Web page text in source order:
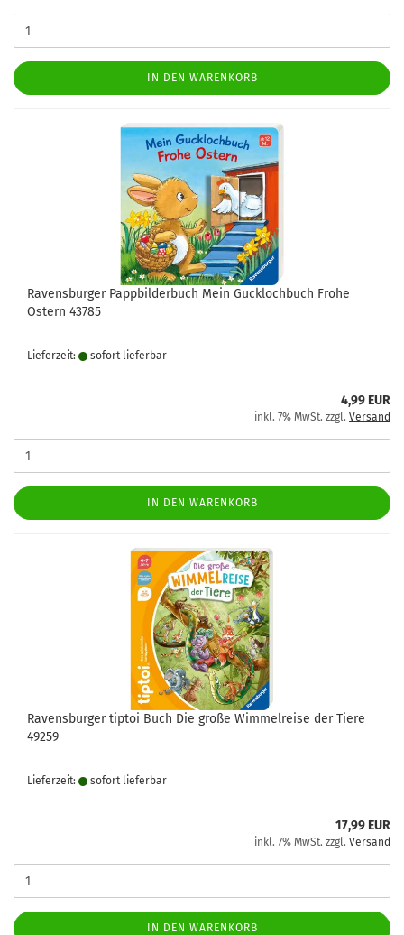
IN DEN WARENKORB
Ravensburger Pappbilderbuch Mein Gucklochbuch Frohe
Ostern 43785
Lieferzeit: sofort lie­fer­bar
4,99 EUR
inkl. 7% MwSt. zzgl. Versand
IN DEN WARENKORB
Ravensburger tiptoi Buch Die große Wimmelreise der Tiere
49259
Lieferzeit: sofort lie­fer­bar
17,99 EUR
inkl. 7% MwSt. zzgl. Versand
IN DEN WARENKORB